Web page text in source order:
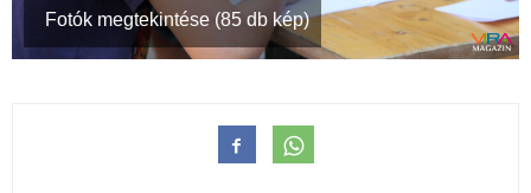
Fotók megtekintése (85 db kép)